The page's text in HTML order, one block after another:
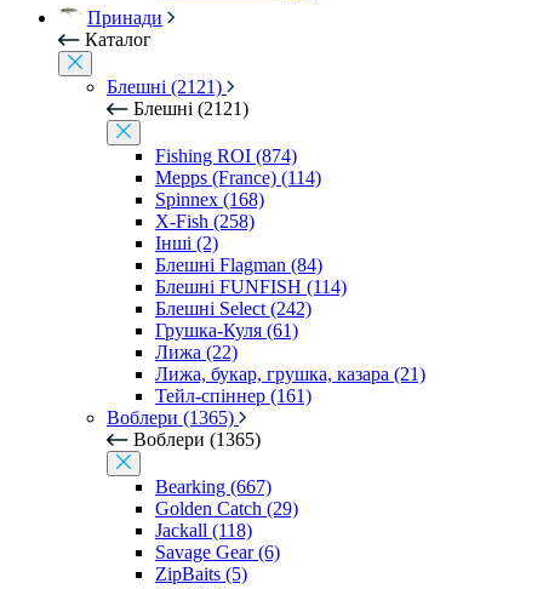
Принади
Каталог
Блешні (2121)
Блешні (2121)
Fishing ROI (874)
Mepps (France) (114)
Spinnex (168)
X-Fish (258)
Інші (2)
Блешні Flagman (84)
Блешні FUNFISH (114)
Блешні Select (242)
Грушка-Куля (61)
Лижа (22)
Лижа, букар, грушка, казара (21)
Тейл-спіннер (161)
Воблери (1365)
Воблери (1365)
Bearking (667)
Golden Catch (29)
Jackall (118)
Savage Gear (6)
ZipBaits (5)